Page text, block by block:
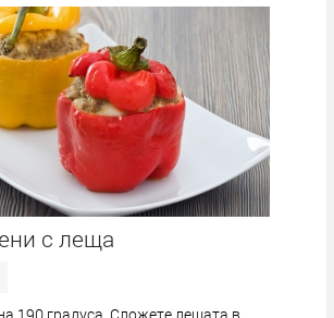
с леща
190 градуса. Сложете лещата в